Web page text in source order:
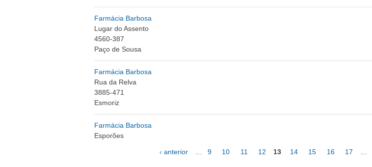
Farmácia Barbosa
Lugar do Assento
4560-387
Paço de Sousa
Farmácia Barbosa
Rua da Relva
3885-471
Esmoriz
Farmácia Barbosa
Esporões
‹ anterior 9 10 11 12 13 14 15 16 17